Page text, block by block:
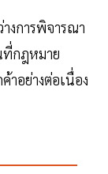
างการพิจารณา
ที่กฎหมาย
าอย่างต่อเนื่อง